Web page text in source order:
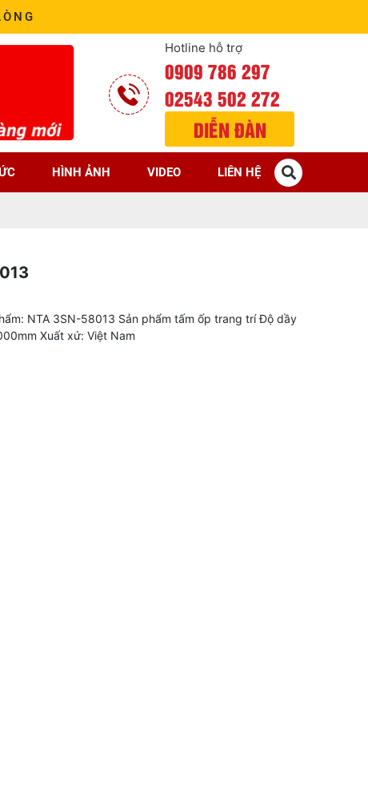
Hotline hỗ trợ
0909 786 297
02543 502 272
DIỄN ĐÀN
HÌNH ẢNH VIDEO LIÊN HỆ
NTA 3SN-58013 Sản phẩm tấm ốp trang trí Độ dầy
Xuất xứ: Việt Nam